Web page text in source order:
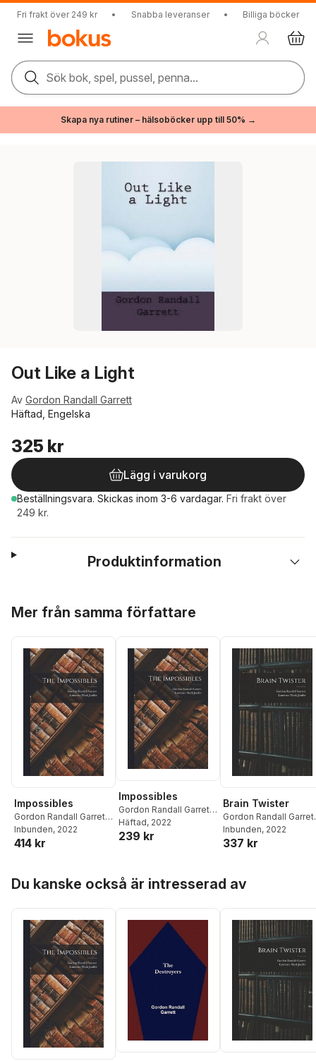
Fri frakt över 249 kr • Snabba leveranser • Billiga böcker
Sök bok, spel, pussel, penna...
Skapa nya rutiner – hälsoböcker upp till 50% →
Out Like a Light
Av Gordon Randall Garrett
Häftad, Engelska
325 kr
Lägg i varukorg
Beställningsvara. Skickas inom 3-6 vardagar. Fri frakt över
249 kr.
Produktinformation
Mer från samma författare
Impossibles
Gordon Randall Garrett ,
Laurence Mark Janifer
Inbunden, 2022
414 kr
Impossibles
Gordon Randall Garrett ,
Laurence Mark Janifer
Häftad, 2022
239 kr
Brain Twister
Gordon Randall Garrett
Laurence Mark Janifer
Inbunden, 2022
337 kr
Du kanske också är intresserad av